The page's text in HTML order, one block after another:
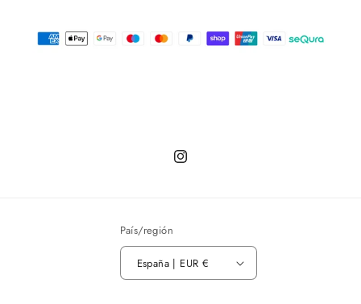
Instagram
País/región
España | EUR €